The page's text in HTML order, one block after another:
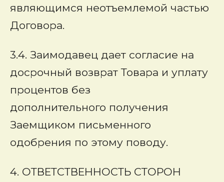
являющимся неотъемлемой частью
Договора.
3.4. Заимодавец дает согласие на
досрочный возврат Товара и уплату
процентов без
дополнительного получения
Заемщиком письменного
одобрения по этому поводу.
4. ОТВЕТСТВЕННОСТЬ СТОРОН